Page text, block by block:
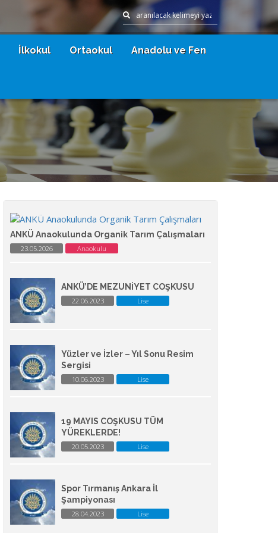
İlkokul Ortaokul Anadolu ve Fen
ANKÜ Anaokulunda Organik Tarım Çalışmaları
23.05.2026 Anaokulu
ANKÜ’DE MEZUNİYET COŞKUSU
22.06.2023 Lise
Yüzler ve İzler – Yıl Sonu Resim
Sergisi
10.06.2023 Lise
19 MAYIS COŞKUSU TÜM
YÜREKLERDE!
20.05.2023 Lise
Spor Tırmanış Ankara İl
Şampiyonası
28.04.2023 Lise